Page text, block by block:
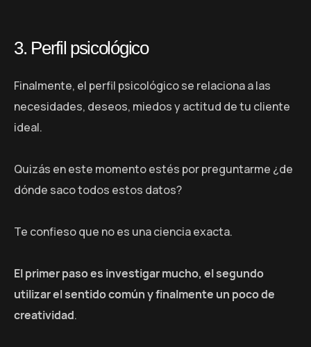
3. Perfil psicológico
Finalmente, el perfil psicológico se relaciona a las
necesidades, deseos, miedos y actitud de tu cliente
ideal.
Quizás en este momento estés por preguntarme ¿de
dónde saco todos estos datos?
Te confieso que no es una ciencia exacta.
El primer paso es investigar mucho, el segundo
utilizar el sentido común y finalmente un poco de
creatividad.